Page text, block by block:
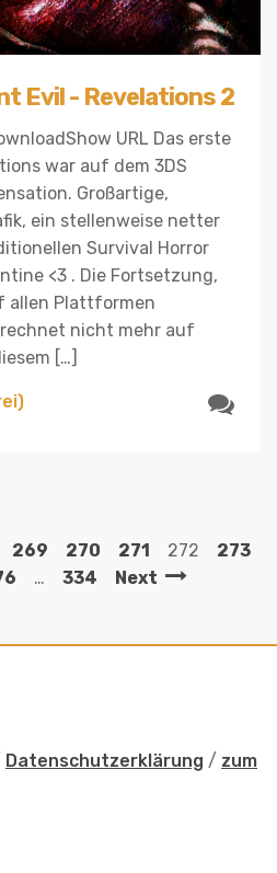
Evil - Revelations 2
URL Das erste
war auf dem 3DS
Großartige,
ein stellenweise netter
Survival Horror
<3 . Die Fortsetzung,
allen Plattformen
nicht mehr auf
[…]
269 270 271 272
273
… 334 Next
Datenschutzerklärung / zum